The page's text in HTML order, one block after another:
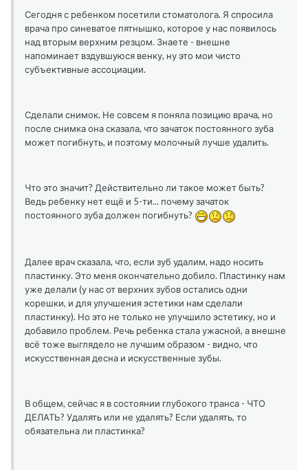
Сегодня с ребенком посетили стоматолога. Я спросила
врача про синеватое пятнышко, которое у нас появилось
над вторым верхним резцом. Знаете - внешне
напоминает вздувшуюся венку, ну это мои чисто
субъективные ассоциации.
Сделали снимок. Не совсем я поняла позицию врача, но
после снимка она сказала, что зачаток постоянного зуба
может погибнуть, и поэтому молочный лучше удалить.
Что это значит? Действительно ли такое может быть?
Ведь ребенку нет ещё и 5-ти... почему зачаток
постоянного зуба должен погибнуть?
Далее врач сказала, что, если зуб удалим, надо носить
пластинку. Это меня окончательно добило. Пластинку нам
уже делали (у нас от верхних зубов остались одни
корешки, и для улучшения эстетики нам сделали
пластинку). Но это не только не улучшило эстетику, но и
добавило проблем. Речь ребенка стала ужасной, а внешне
всё тоже выглядело не лучшим образом - видно, что
искусственная десна и искусственные зубы.
В общем, сейчас я в состоянии глубокого транса - ЧТО
ДЕЛАТЬ? Удалять или не удалять? Если удалять, то
обязательна ли пластинка?